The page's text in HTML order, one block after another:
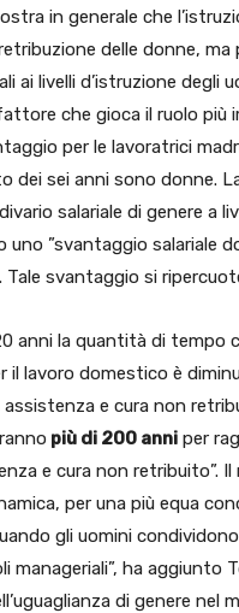
in generale che
delle donne,
ai livelli d’istruzione degli
che gioca il ruolo
per le lavoratrici
dei sei anni sono donne.
salariale di genere a
”svantaggio salariale
Tale svantaggio si
anni la quantità di tempo
il lavoro domestico è
e cura non
più di 200 anni per
e cura non retribuito”.
per una più equa
gli uomini
manageriali”, ha aggiunto
di genere nel